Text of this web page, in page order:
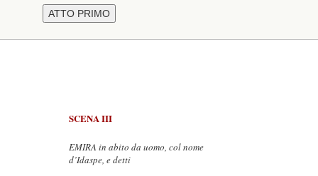
SCENA III
EMIRA in abito da uomo, col nome
d’Idaspe, e detti